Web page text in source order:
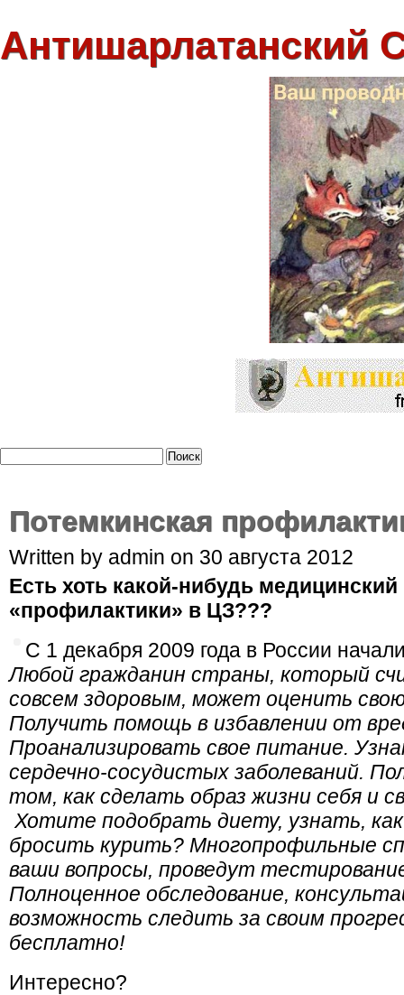
Антишарлатанский
Потемкинская
Written by admin on 30 августа 2012
Есть хоть какой-нибудь медицинский
«профилактики» в ЦЗ???
C 1 декабря 2009 года в России
Любой гражданин страны, который
совсем здоровым, может оценить
Получить помощь в избавлении от
Проанализировать свое питание.
сердечно-сосудистых заболеваний.
том, как сделать образ жизни себя и
Хотите подобрать диету, узнать,
бросить курить? Многопрофильные
ваши вопросы, проведут
Полноценное обследование,
возможность следить за своим
бесплатно!
Интересно?